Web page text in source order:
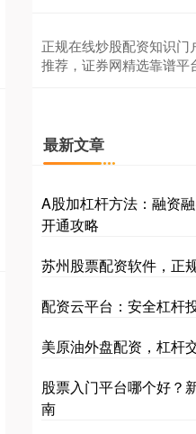
正规在线炒股配资知识门
推荐，证券网精选靠谱平
最新文章
A股加杠杆方法：融资
开通攻略
苏州股票配资软件，正
配资云平台：安全杠杆
美原油外盘配资，杠杆
股票入门平台哪个好？
南